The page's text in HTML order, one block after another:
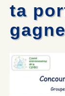
La
une
Formation
trouver un
Les
Mécanique
ta